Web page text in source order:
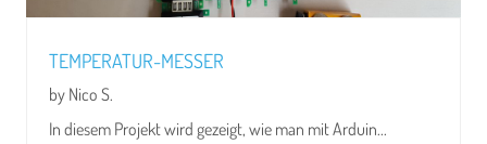
TEMPERATUR-MESSER
by Nico S.
In diesem Projekt wird gezeigt, wie man mit Arduin...